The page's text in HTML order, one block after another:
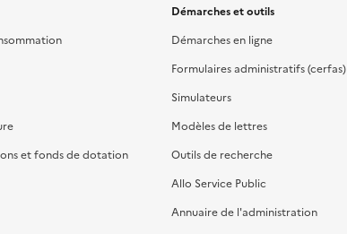
et fonds de dotation
Démarches et outils
Démarches en ligne
Formulaires administratifs (cerfas)
Simulateurs
Modèles de lettres
Outils de recherche
Allo Service Public
Annuaire de l'administration